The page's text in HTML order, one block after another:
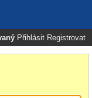
Přihlásit Registrovat